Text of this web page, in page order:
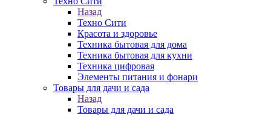
Назад
Техно Сити
Красота и здоровье
Техника бытовая для дома
Техника бытовая для кухни
Техника цифровая
Элементы питания и фонари
Товары для дачи и сада
Назад
Товары для дачи и сада